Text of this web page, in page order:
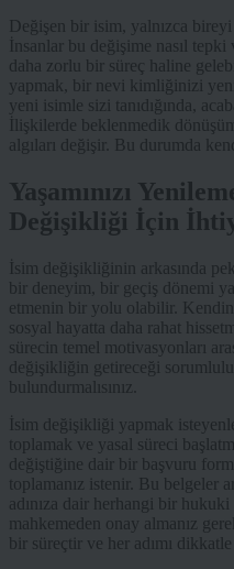
Değişen bir isim, yalnızca
İnsanlar bu değişime nasıl
daha zorlu bir süreç haline
yapmak, bir nevi kimliğinizi
yeni isimle sizi tanıdığında,
İlişkilerde beklenmedik
algıları değişir. Bu durumda
Yaşamınızı
Değişikliği İçin
İsim değişikliğinin arkasında
bir deneyim, bir geçiş dönemi
etmenin bir yolu olabilir.
sosyal hayatta daha rahat
sürecin temel motivasyonları
değişikliğin getireceği
bulundurmalısınız.
İsim değişikliği yapmak
toplamak ve yasal süreci
değiştiğine dair bir başvuru
toplamanız istenir. Bu belgeler
adınıza dair herhangi bir
mahkemeden onay almanız
bir süreçtir ve her adımı